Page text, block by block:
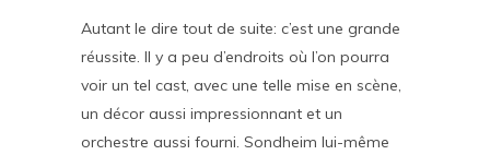
Autant le dire tout de suite: c’est une grande
réussite. Il y a peu d’endroits où l’on pourra
voir un tel cast, avec une telle mise en scène,
un décor aussi impressionnant et un
orchestre aussi fourni. Sondheim lui-même